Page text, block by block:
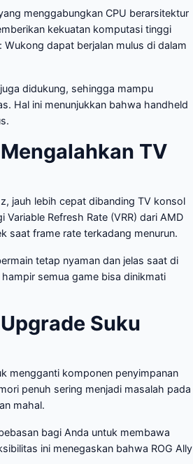
menggabungkan CPU berarsitektur
kekuatan komputasi tinggi
dapat berjalan mulus di dalam
didukung, sehingga mampu
Hal ini menunjukkan bahwa handheld
TV
jauh lebih cepat dibanding TV konsol
Refresh Rate (VRR) dari AMD
saat frame rate terkadang menurun.
tetap nyaman dan jelas saat di
semua game bisa dinikmati
Suku
mengganti komponen penyimpanan
penuh sering menjadi masalah pada
mahal.
bagi Anda untuk membawa
ini menegaskan bahwa ROG Ally